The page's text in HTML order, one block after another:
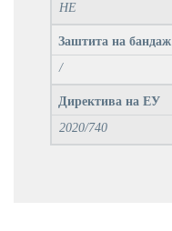
НЕ
Заштита на бандаж
/
Директива на ЕУ
2020/740